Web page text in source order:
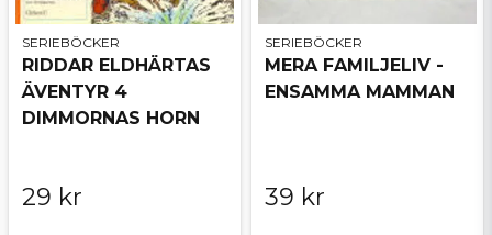
SERIEBÖCKER
RIDDAR ELDHÄRTAS
ÄVENTYR 4
DIMMORNAS HORN
29 kr
SERIEBÖCKER
MERA FAMILJELIV -
ENSAMMA MAMMAN
39 kr